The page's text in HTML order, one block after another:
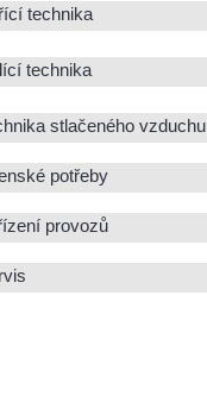
technika
technika
stlačeného vzduchu
potřeby
provozů